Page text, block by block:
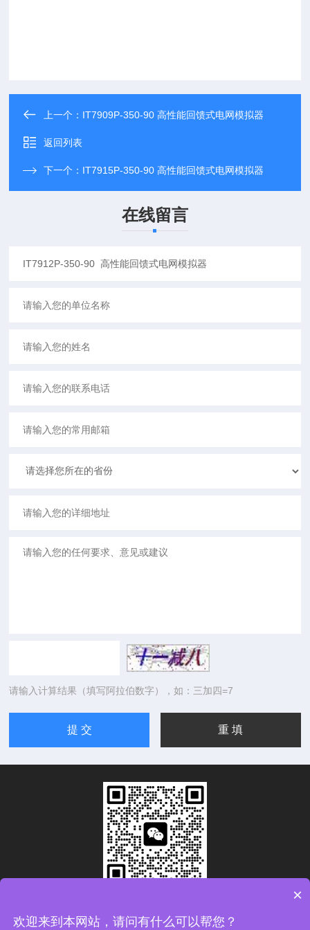
上一个： IT7909P-350-90 高性能回馈式电网模拟器
返回列表
下一个： IT7915P-350-90 高性能回馈式电网模拟器
在线留言
请输入计算结果（填写阿拉伯数字），如：三加四=7
×
欢迎来到本网站，请问有什么可以帮您？